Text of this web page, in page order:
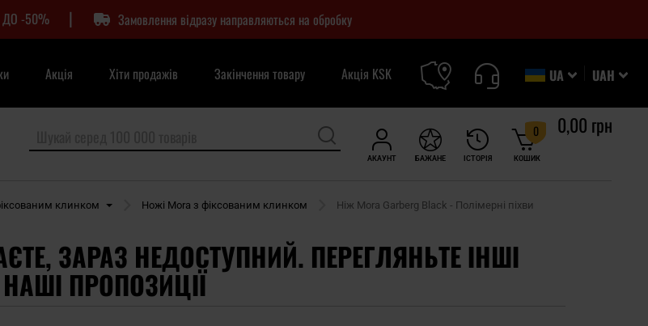
-50% | Замовлення відразу направляються на обробку
UAH
UA
Акція Хіти продажів Закінчення товару Акція KSK
АКАУНТ ІСТОРІЯ
БАЖАНЕ КОШИК
0 0,00 грн
клинком Ножі Mora з фіксованим клинком Ніж Mora Garberg Black - Полімерні піхви
ЗАРАЗ НЕДОСТУПНИЙ. ПЕРЕГЛЯНЬТЕ ІНШІ
НАШІ ПРОПОЗИЦІЇ